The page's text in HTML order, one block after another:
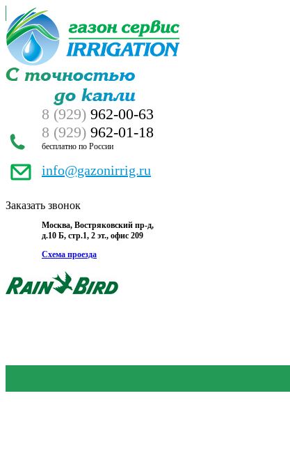
8 (929) 962-00-63
8 (929) 962-01-18
бесплатно по России
info@gazonirrig.ru
Заказать звонок
Москва, Востряковский пр-д,
д.10 Б, стр.1, 2 эт., офис 209
Схема проезда